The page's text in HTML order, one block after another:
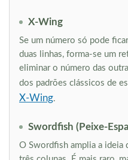
X-Wing
Se um número só pode
duas linhas, forma-se um
eliminar o número das
dos padrões clássicos de
X-Wing.
Swordfish (Peixe-
O Swordfish amplia a ideia